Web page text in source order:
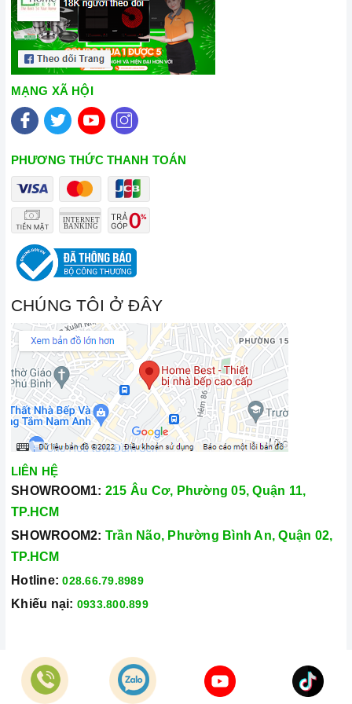
Lưu ý chỉ nên thực hiện việc này khibếp
thời gian nấu nướng để đảm bảo an toàn.
Khi không sử dụng, nên cất giữ cẩn thận và bảo quản mặt
từ
Thường xuyên lau chùi
3. Tại sao nên chọn mua sản phẩm tại Home Best?
Cam kết hàng chính hãng:
phẩm chính hãng 100%, có nguồn gốc, xuất xứ và chứng từ
rõ ràng.
Chế độ hỗ trợ bảo hành linh hoạt:
nghiệp, đảm bảo rằng quý khách sẽ có trải nghiệm tuyệt vời
và không gặp bất kỳ khó khăn nào trong quá trình sử dụng
sản phẩm.
Vận chuyển lắp đặt nhanh chóng:Đội ngũ tư vấn viên,
nhân viên và kỹ thuật viên chuyên nghiệp, tận tâm sẽ đồng
hành cùng quý khách trong quá trình mua sắm và sử dụng
sản phẩm.
Đến với Home Best
tin mang đến cho quý khách hàng dịch vụ chăm sóc khách
hàng tận tâm và chính sách bảo hành, hậu mãi chuyên nghiệp
MẠNG XÃ HỘI
PHƯƠNG THỨC THANH TOÁN
CHÚNG TÔI Ở ĐÂY
LIÊN HỆ
SHOWROOM1: 215 Âu Cơ, Phường 05, Quận 11,
TP.HCM
SHOWROOM2: Trần Não, Phường Bình An, Quận 02,
TP.HCM
Hotline: 028.66.79.8989
Khiếu nại: 0933.800.899
© Bản quyền thuộc vềCông Ty TNHH Home Best Việt Nam
Cung cấp bởi
Sapo